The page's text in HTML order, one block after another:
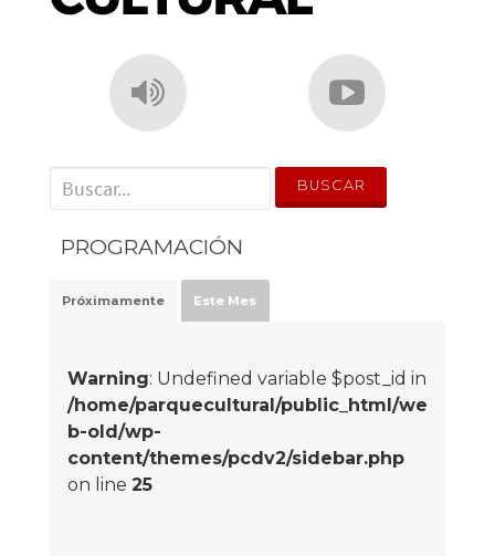
' . __('Search for:') . '
PROGRAMACIÓN
Próximamente Este Mes
Warning: Undefined variable $post_id in
/home/parquecultural/public_html/we
b-old/wp-
content/themes/pcdv2/sidebar.php
on line 25